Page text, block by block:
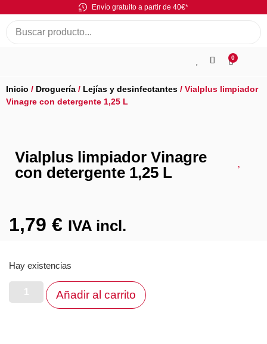
Envío gratuito a partir de 40€*
0
Inicio / Droguería / Lejías y desinfectantes / Vialplus limpiador
Vinagre con detergente 1,25 L
Vialplus limpiador Vinagre
con detergente 1,25 L
1,79 € IVA incl.
Hay existencias
Añadir al carrito